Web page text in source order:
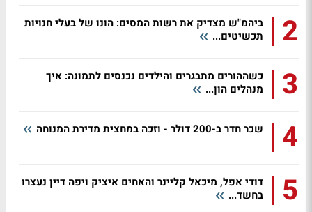
2
ביהמ"ש מצדיק את רשות המסים: הונו של בעלי חנויות
תכשיטים...
3
כשההורים מתבגרים והילדים נכנסים לתמונה: איך
מנהלים הון...
4 שכר חדר ב-200 דולר - וזכה במחצית מדירת המנוחה
5
דודי אפל, מיכאל קליינר והאחים איציק ויפה דיין נעצרו
בחשד...